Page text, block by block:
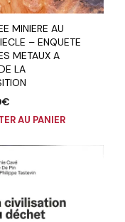
MINIERE AU
– ENQUETE
METAUX A
LA
€
AU PANIER